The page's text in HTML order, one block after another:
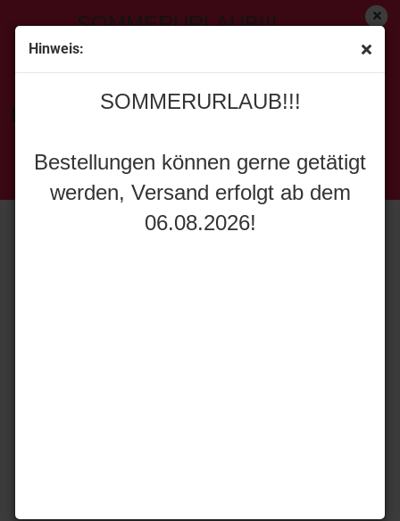
Hinweis:
SOMMERURLAUB!!!
Bestellungen können gerne getätigt
werden, Versand erfolgt ab dem
06.08.2026!
SOMMERURLAUB!!!
Bestellungen können gerne getätigt
06.08.2026!
« Erster [<zurück] weiter »
Letzter »
Artikel in dieser Kategorie